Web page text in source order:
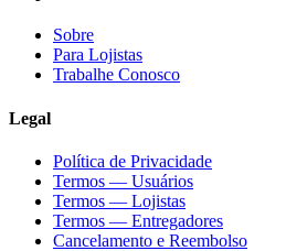
Sobre
Para Lojistas
Trabalhe Conosco
Legal
Política de Privacidade
Termos — Usuários
Termos — Lojistas
Termos — Entregadores
Cancelamento e Reembolso